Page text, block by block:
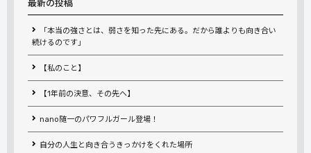
最新の投稿
「本当の強さとは、弱さを知った先にある。だから誰よりも向き合い
続けるのです」
【私のこと】
【1年前の決意、その先へ】
nano随一のパワフルガール登場！
自分の人生と向き合うきっかけをくれた場所